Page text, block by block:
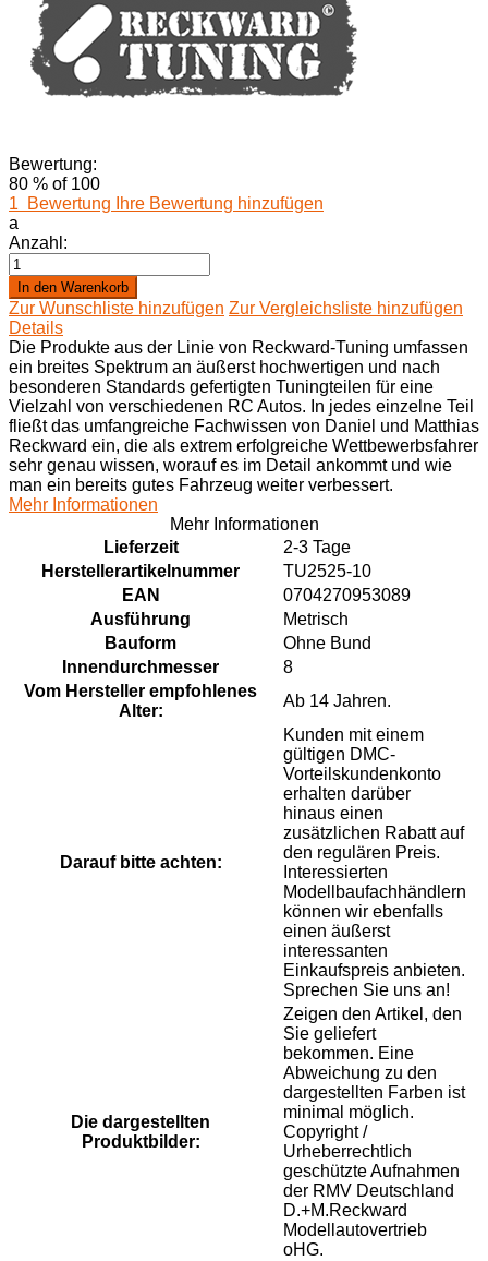
Bewertung:
80 % of 100
1
Bewertung
Ihre Bewertung hinzufügen
a
Anzahl:
In den Warenkorb
Zur Wunschliste hinzufügen Zur Vergleichsliste hinzufügen
Details
Die Produkte aus der Linie von Reckward-Tuning umfassen
ein breites Spektrum an äußerst hochwertigen und nach
besonderen Standards gefertigten Tuningteilen für eine
Vielzahl von verschiedenen RC Autos. In jedes einzelne Teil
fließt das umfangreiche Fachwissen von Daniel und Matthias
Reckward ein, die als extrem erfolgreiche Wettbewerbsfahrer
sehr genau wissen, worauf es im Detail ankommt und wie
man ein bereits gutes Fahrzeug weiter verbessert.
Mehr Informationen
Mehr Informationen
Lieferzeit
2-3 Tage
Herstellerartikelnummer
TU2525-10
EAN
0704270953089
Ausführung
Metrisch
Bauform
Ohne Bund
Innendurchmesser
8
Vom Hersteller empfohlenes
Alter:
Ab 14 Jahren.
Darauf bitte achten:
Kunden mit einem
gültigen DMC-
Vorteilskundenkonto
erhalten darüber
hinaus einen
zusätzlichen Rabatt auf
den regulären Preis.
Interessierten
Modellbaufachhändlern
können wir ebenfalls
einen äußerst
interessanten
Einkaufspreis anbieten.
Sprechen Sie uns an!
Die dargestellten
Produktbilder:
Zeigen den Artikel, den
Sie geliefert
bekommen. Eine
Abweichung zu den
dargestellten Farben ist
minimal möglich.
Copyright /
Urheberrechtlich
geschützte Aufnahmen
der RMV Deutschland
D.+M.Reckward
Modellautovertrieb
oHG.